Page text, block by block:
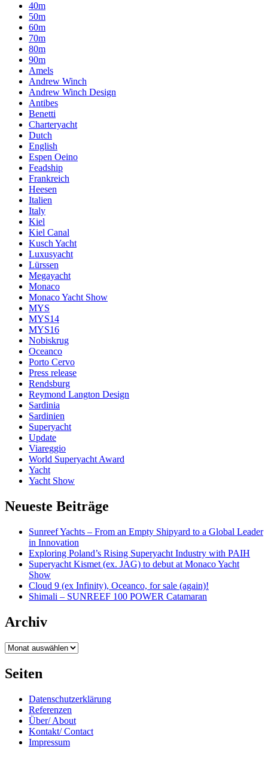
40m
50m
60m
70m
80m
90m
Amels
Andrew Winch
Andrew Winch Design
Antibes
Benetti
Charteryacht
Dutch
English
Espen Oeino
Feadship
Frankreich
Heesen
Italien
Italy
Kiel
Kiel Canal
Kusch Yacht
Luxusyacht
Lürssen
Megayacht
Monaco
Monaco Yacht Show
MYS
MYS14
MYS16
Nobiskrug
Oceanco
Porto Cervo
Press release
Rendsburg
Reymond Langton Design
Sardinia
Sardinien
Superyacht
Update
Viareggio
World Superyacht Award
Yacht
Yacht Show
Neueste Beiträge
Sunreef Yachts – From an Empty Shipyard to a Global Leader
in Innovation
Exploring Poland’s Rising Superyacht Industry with PAIH
Superyacht Kismet (ex. JAG) to debut at Monaco Yacht
Show
Cloud 9 (ex Infinity), Oceanco, for sale (again)!
Shimali – SUNREEF 100 POWER Catamaran
Archiv
Archiv
Seiten
Datenschutzerklärung
Referenzen
Über/ About
Kontakt/ Contact
Impressum